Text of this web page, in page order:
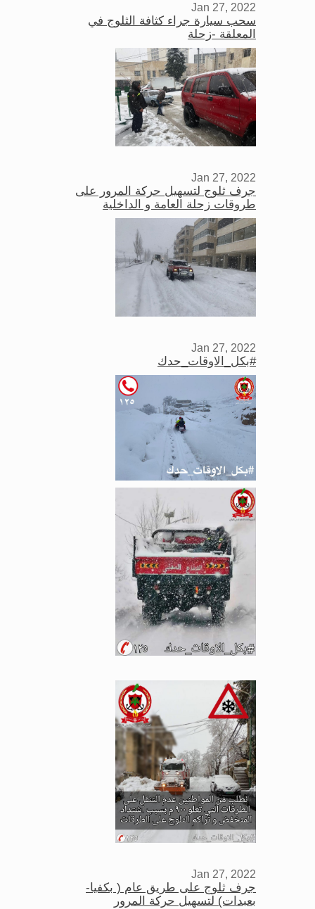
Jan 27, 2022
سحب سيارة جراء كثافة الثلوج في
المعلقة -زحلة
Jan 27, 2022
جرف ثلوج لتسهيل حركة المرور على
طروقات زحلة العامة و الداخلية
Jan 27, 2022
#بكل_الاوقات_حدك
Jan 27, 2022
جرف ثلوج على طريق عام ( بكفيا-
بعبدات) لتسهيل حركة المرور